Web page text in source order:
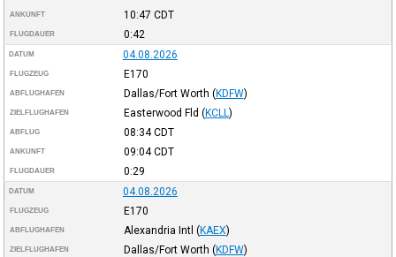
ANKUNFT 10:47 CDT
FLUGDAUER 0:42
DATUM 04.08.2026
FLUGZEUG E170
ABFLUGHAFEN Dallas/Fort Worth (KDFW)
ZIELFLUGHAFEN Easterwood Fld (KCLL )
ABFLUG 08:34CDT
ANKUNFT 09:04CDT
FLUGDAUER 0:29
DATUM 04.08.2026
FLUGZEUG E170
ABFLUGHAFEN Alexandria Intl (KAEX)
ZIELFLUGHAFEN Dallas/Fort Worth (KDFW)